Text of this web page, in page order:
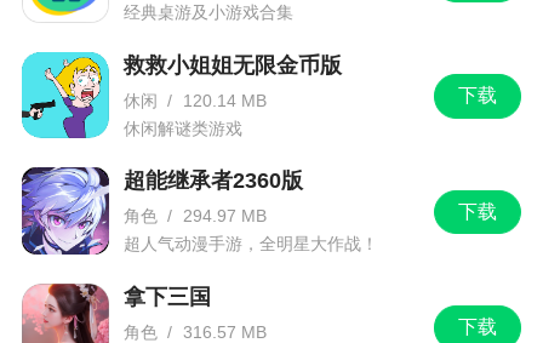
经典桌游及小游戏合集
下载
救救小姐姐无限金币版
休闲 /
120.14 MB
休闲解谜类游戏
下载
超能继承者2360版
角色 / 294.97 MB
超人气动漫手游，全明星大作战！
下载
拿下三国
角色 / 316.57 MB